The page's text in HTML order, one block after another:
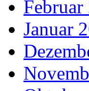
Februar
Januar